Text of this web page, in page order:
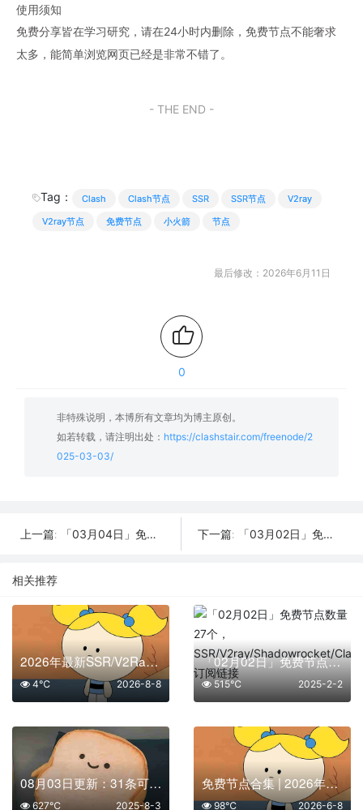
使用须知
免费分享皆在学习研究，请在24小时内删除，免费节点不能奢求
太多，能简单浏览网页已经是非常不错了。
- THE END -
Tag： Clash Clash节点 SSR SSR节点
V2ray
V2ray节点
免费节点 小火箭 节点
最后修改：2026年6月11日
0
非特殊说明，本博所有文章均为博主原创。
如若转载，请注明出处： https://clashstair.com/freenode/2
025-03-03/
上一篇: 「03月04日」免费节点数量25个，SSR/V2ray/Shadowrocket/Clash订阅链接 下一篇: 「03月02日」免费节点数量31个，SSR/V2ray/Shadowrocket/Clash订阅链接
相关推荐
2026年最新SSR/V2Ray/Clash节点分享 | 8月8日实时可用
2026-8-8
4℃
「02月02日」免费节点数量27个，SSR/V2ray/Shadowrocket/Clash订阅链接
2025-2-2
515℃
08月03日更新：31条可用免费节点 | 2025年SSR/V2ray/Clash订阅链接
2025-8-3
627℃
免费节点合集 | 2026年06月08日SSR/V2Ray/Clash订阅整理
2026-6-8
98℃